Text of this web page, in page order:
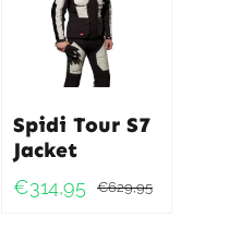
Spidi Tour S7
Jacket
€629,95
€314,95